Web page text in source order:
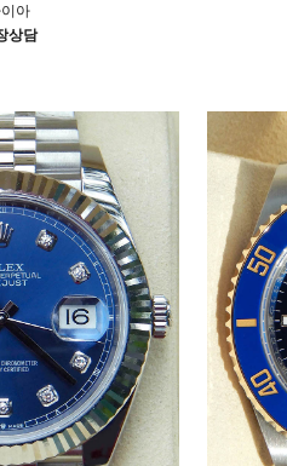
아
상담